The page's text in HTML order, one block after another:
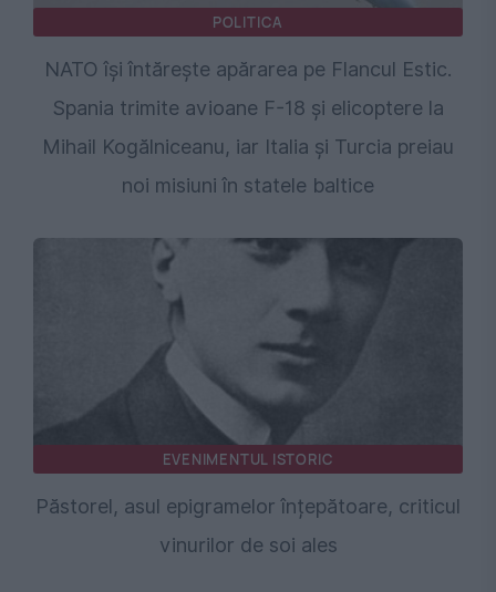
POLITICA
NATO își întărește apărarea pe Flancul Estic.
Spania trimite avioane F-18 și elicoptere la
Mihail Kogălniceanu, iar Italia și Turcia preiau
noi misiuni în statele baltice
EVENIMENTUL ISTORIC
Păstorel, asul epigramelor înțepătoare, criticul
vinurilor de soi ales